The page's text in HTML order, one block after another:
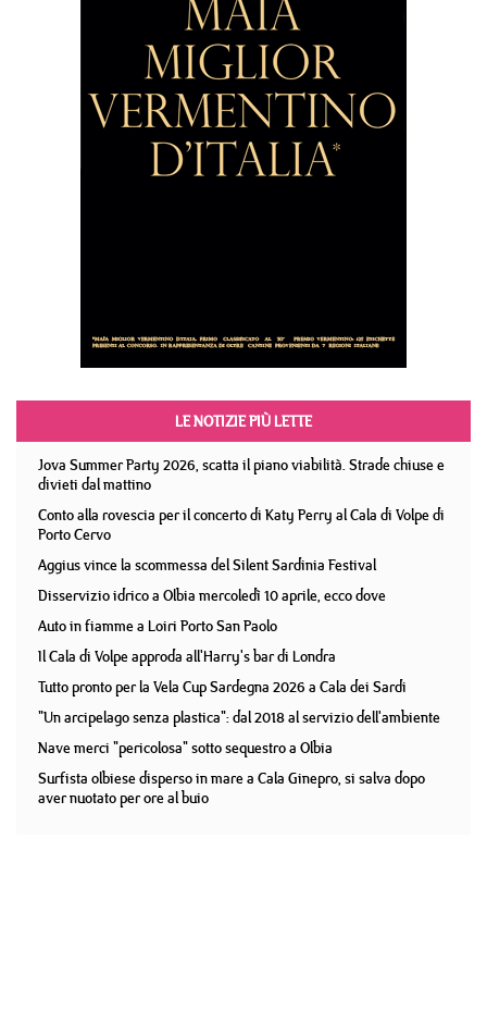
LE NOTIZIE PIÙ LETTE
Jova Summer Party 2026, scatta il piano viabilità. Strade chiuse e
divieti dal mattino
Conto alla rovescia per il concerto di Katy Perry al Cala di Volpe di
Porto Cervo
Aggius vince la scommessa del Silent Sardinia Festival
Disservizio idrico a Olbia mercoledì 10 aprile, ecco dove
Auto in fiamme a Loiri Porto San Paolo
Il Cala di Volpe approda all'Harry's bar di Londra
Tutto pronto per la Vela Cup Sardegna 2026 a Cala dei Sardi
"Un arcipelago senza plastica": dal 2018 al servizio dell'ambiente
Nave merci "pericolosa" sotto sequestro a Olbia
Surfista olbiese disperso in mare a Cala Ginepro, si salva dopo
aver nuotato per ore al buio